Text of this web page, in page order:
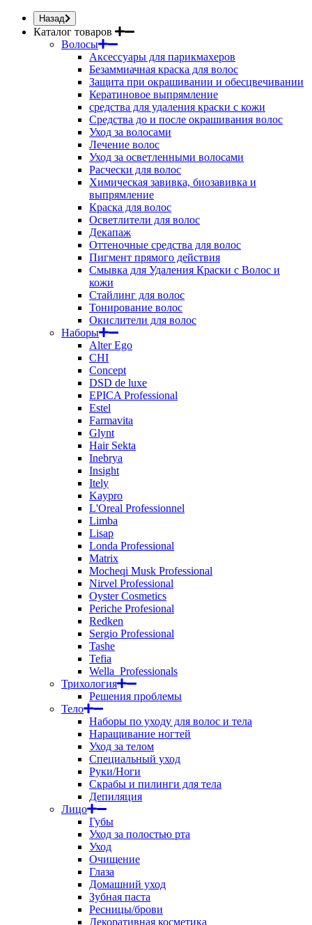
Назад
Каталог товаров
Волосы
Аксессуары для парикмахеров
Безаммиачная краска для волос
Защита при окрашивании и обесцвечивании
Кератиновое выпрямление
средства для удаления краски с кожи
Средства до и после окрашивания волос
Уход за волосами
Лечение волос
Уход за осветленными волосами
Расчески для волос
Химическая завивка, биозавивка и
выпрямление
Краска для волос
Осветлители для волос
Декапаж
Оттеночные средства для волос
Пигмент прямого действия
Смывка для Удаления Краски с Волос и
кожи
Стайлинг для волос
Тонирование волос
Окислители для волос
Наборы
Alter Ego
CHI
Concept
DSD de luxe
EPICA Professional
Estel
Farmavita
Glynt
Hair Sekta
Inebrya
Insight
Itely
Kaypro
L'Oreal Professionnel
Limba
Lisap
Londa Professional
Matrix
Mocheqi Musk Professional
Nirvel Professional
Oyster Cosmetics
Periche Profesional
Redken
Sergio Professional
Tashe
Tefia
Wella_Professionals
Трихология
Решения проблемы
Тело
Наборы по уходу для волос и тела
Наращивание ногтей
Уход за телом
Специальный уход
Руки/Ноги
Скрабы и пилинги для тела
Депиляция
Лицо
Губы
Уход за полостью рта
Уход
Очищение
Глаза
Домашний уход
Зубная паста
Ресницы/брови
Декоративная косметика